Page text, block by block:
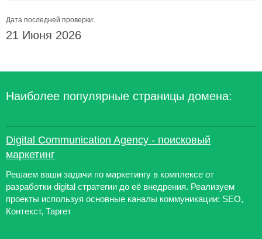
Дата последней проверки:
21 Июня 2026
Наиболее популярные страницы домена:
Digital Communication Agency - поисковый
маркетинг
Решаем ваши задачи по маркетингу в комплексе от
разработки digital стратегии до её внедрения. Реализуем
проекты используя основные каналы коммуникации: SEO,
Контекст, Таргет